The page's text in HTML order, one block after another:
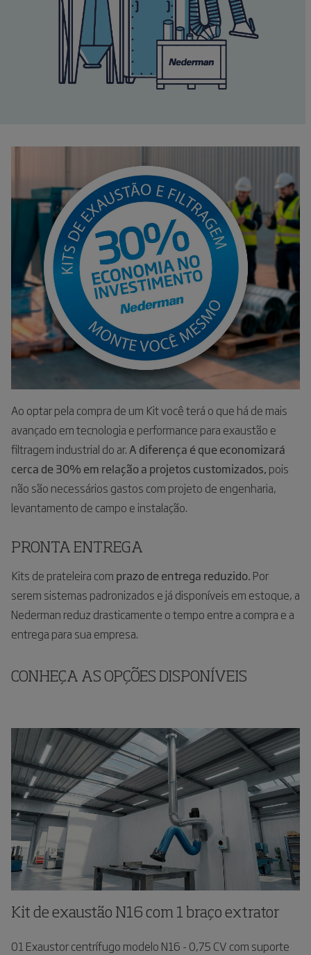
Ao optar pela compra de um Kit você terá o que há de mais
avançado em tecnologia e performance para exaustão e
filtragem industrial do ar. A diferença é que economizará
cerca de 30% em relação a projetos customizados,pois
não são necessários gastos com projeto de engenharia,
levantamento de campo e instalação.
PRONTA ENTREGA
Kits de prateleira com prazo de entrega reduzido. Por
serem sistemas padronizados e já disponíveis em estoque, a
Nederman reduz drasticamente o tempo entre a compra e a
entrega para sua empresa.
CONHEÇA AS OPÇÕES DISPONÍVEIS
Kit de exaustão N16 com 1 braço extrator
01 Exaustor centrífugo modelo N16 - 0,75 CV com suporte